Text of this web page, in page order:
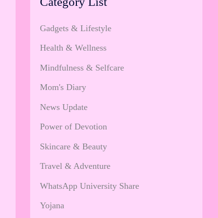
Gadgets & Lifestyle
Health & Wellness
Mindfulness & Selfcare
Mom's Diary
News Update
Power of Devotion
Skincare & Beauty
Travel & Adventure
WhatsApp University Share
Yojana